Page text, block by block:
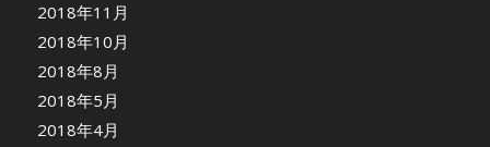
2018年11月
2018年10月
2018年8月
2018年5月
2018年4月